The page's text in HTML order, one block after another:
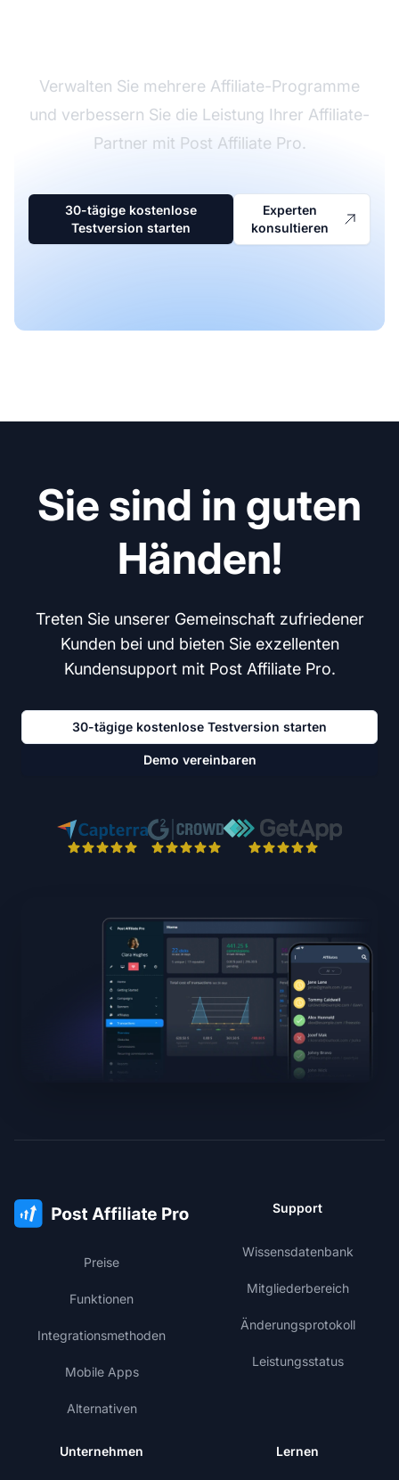
Verwalten Sie mehrere Affiliate-Programme
und verbessern Sie die Leistung Ihrer Affiliate-
Partner mit Post Affiliate Pro.
30-tägige kostenlose
Testversion starten
Experten
konsultieren
Sie sind in guten
Händen!
Treten Sie unserer Gemeinschaft zufriedener
Kunden bei und bieten Sie exzellenten
Kundensupport mit Post Affiliate Pro.
30-tägige kostenlose Testversion starten
Demo vereinbaren
Preise
Funktionen
Integrationsmethoden
Mobile Apps
Alternativen
Support
Wissensdatenbank
Mitgliederbereich
Änderungsprotokoll
Leistungsstatus
Unternehmen Lernen